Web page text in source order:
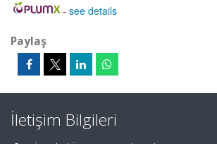
- see details
Paylaş
İletişim Bilgileri